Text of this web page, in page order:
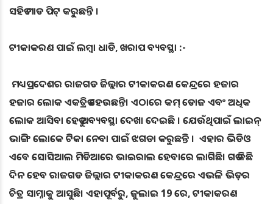
ସହିତ ମାଡ ପିଟ୍ କରୁଛନ୍ତି ।
ଟୀକାକରଣ ପାଇଁ ଲମ୍ବା ଧାଡି, ଖରାପ ବ୍ୟବସ୍ଥା :-
ମଧ୍ୟପ୍ରଦେଶର ରାଜଗଡ ଜିଲ୍ଲାର ଟୀକାକରଣ କେନ୍ଦ୍ରରେ ହଜାର
ହଜାର ଲୋକ ଏକତ୍ରିତ ହେଉଛନ୍ତି। ଏଠାରେ କମ୍ ଡୋଜ ଏବଂ ଅଧିକ
ଲୋକ ଆସିବା ହେତୁ ଅବ୍ୟବସ୍ଥା ଦେଖା ଦେଇଛି । ଯେଉଁଥିପାଇଁ ଲାଇନ୍
ଭାଙ୍ଗି ଲୋକେ ଟିକା ନେବା ପାଇଁ ଝଗଡା କରୁଛନ୍ତି । ଏହାର ଭିଡିଓ
ଏବେ ସୋସିଆଲ ମିଡିଆରେ ଭାଇରାଲ ହେବାରେ ଲାଗିଛି। ଗତ କିଛି
ଦିନ ହେବ ରାଜଗଡ ଜିଲ୍ଲାର ଟୀକାକରଣ କେନ୍ଦ୍ରରେ ଏଭଳି ଭିଡ଼ର
ଚିତ୍ର ସାମ୍ନାକୁ ଆସୁଛି। ଏହାପୂର୍ବରୁ, ଜୁଲାଇ 19 ରେ, ଟୀକାକରଣ